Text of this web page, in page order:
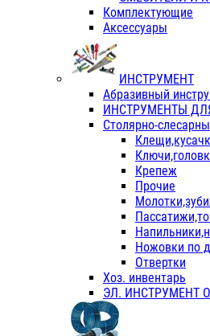
Комплектующие
Аксессуары
ИНСТРУМЕНТ
Абразивный
ИНСТРУМЕНТЫ
Столярно-
Крепеж
Прочие
Ножовки по
Отвертки
Хоз. инвентарь
ЭЛ. ИНСТРУМЕНТ